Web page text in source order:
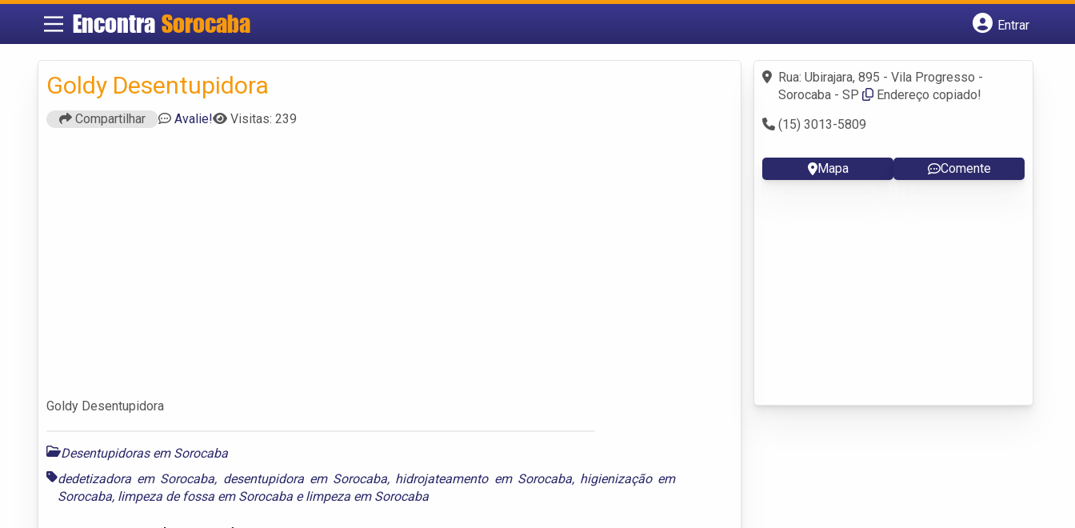
Encontra Sorocaba
Entrar
Fazer login
Criar conta
Goldy Desentupidora
Compartilhar Avalie! Visitas: 239
Goldy Desentupidora
Desentupidoras em Sorocaba
dedetizadora em Sorocaba, desentupidora em Sorocaba, hidrojateamento em Sorocaba, higienização em
Sorocaba, limpeza de fossa em Sorocaba elimpeza em Sorocaba
Rua: Ubirajara, 895 - Vila Progresso -
Sorocaba - SP
Endereço copiado!
(15) 3013-5809
Mapa Comente